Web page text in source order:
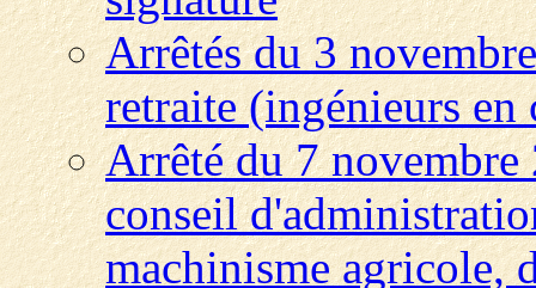
Arrêtés du 3
retraite (ingénieurs
Arrêté du 7
conseil
machinisme agricole,